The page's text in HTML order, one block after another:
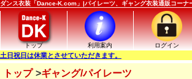
ダンス衣装「Dance-K.com」|パイレーツ、ギャング衣装通販コーナ
トップ 利用案内 ログイン
土日祝日は休業とさせていただきます。
トップ ギャング/パイレーツ